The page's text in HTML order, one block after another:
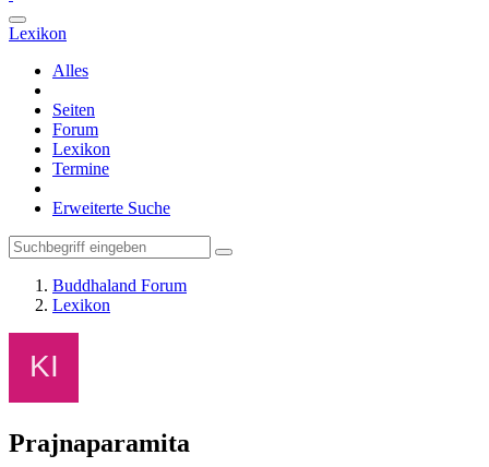
Lexikon
Alles
Seiten
Forum
Lexikon
Termine
Erweiterte Suche
Buddhaland Forum
Lexikon
Prajnaparamita